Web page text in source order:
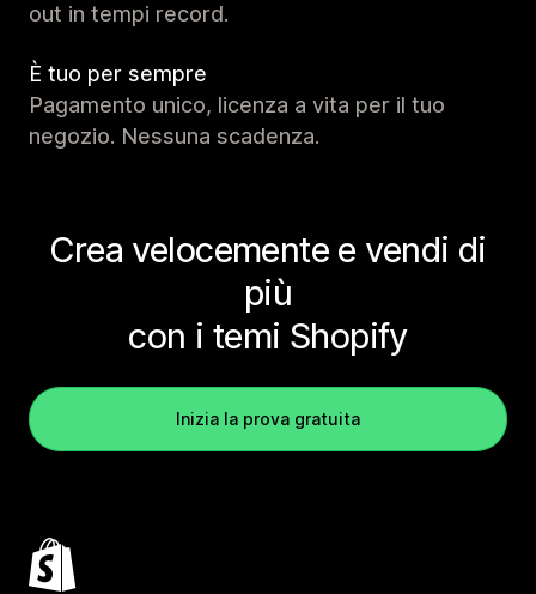
out in tempi record.
È tuo per sempre
Pagamento unico, licenza a vita per il tuo
negozio. Nessuna scadenza.
Crea velocemente e vendi di
più
con i temi Shopify
Inizia la prova gratuita